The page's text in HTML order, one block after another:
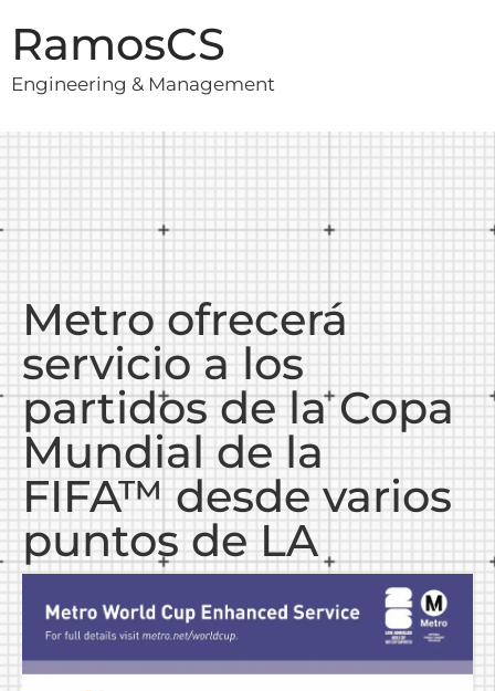
RamosCS
Engineering & Management
Metro ofrecerá
servicio a los
partidos de la Copa
Mundial de la
FIFA™ desde varios
puntos de LA